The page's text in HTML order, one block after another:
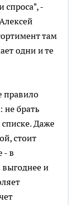
спроса", -
там
одни и те
правило
не брать
Даже
стоит
- в
выгоднее и